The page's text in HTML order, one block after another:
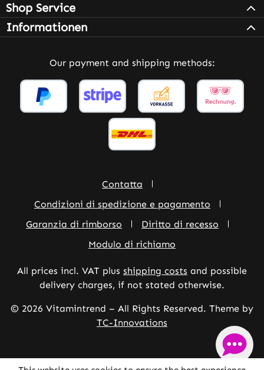
Shop Service
Informationen
Our payment and shipping methods:
Contatta
Condizioni di spedizione e pagamento
Garanzia di rimborso
Diritto di recesso
Modulo di richiamo
All prices incl. VAT plus shipping costs and possible
delivery charges, if not stated otherwise.
© 2026 Vitamintrend – All Rights Reserved. Theme by
TC-Innovations